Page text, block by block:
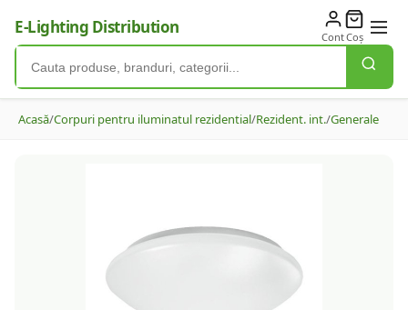
E-Lighting Distribution ContCoș
Acasă/Corpuri pentru iluminatul rezidential/Rezident. int./Generale